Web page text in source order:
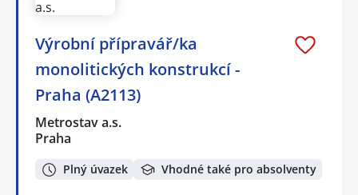
Výrobní přípravář/ka
monolitických konstrukcí -
Praha (A2113)
Metrostav a.s.
Praha
Plný úvazek Vhodné také pro absolventy